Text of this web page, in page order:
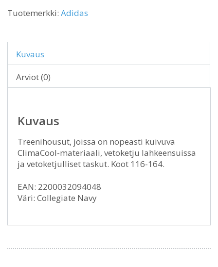
Tuotemerkki: Adidas
Kuvaus
Arviot (0)
Kuvaus
Treenihousut, joissa on nopeasti kuivuva
ClimaCool-materiaali, vetoketju lahkeensuissa
ja vetoketjulliset taskut. Koot 116-164.
EAN: 2200032094048
Väri: Collegiate Navy